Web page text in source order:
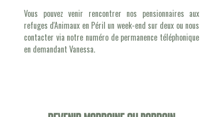
Vous pouvez venir rencontrer nos pensionnaires aux
refuges d'Animaux en Péril un week-end sur deux ou nous
contacter via notre numéro de permanence téléphonique
en demandant Vanessa.